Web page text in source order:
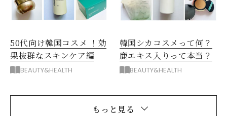
50代向け韓国コスメ ！効
果抜群なスキンケア編
BEAUTY&HEALTH
韓国シカコスメって何？
鹿エキス入りって本当？
BEAUTY&HEALTH
もっと見る